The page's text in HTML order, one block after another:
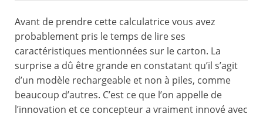
Avant de prendre cette calculatrice vous avez
probablement pris le temps de lire ses
caractéristiques mentionnées sur le carton. La
surprise a dû être grande en constatant qu’il s’agit
d’un modèle rechargeable et non à piles, comme
beaucoup d’autres. C’est ce que l’on appelle de
l’innovation et ce concepteur a vraiment innové avec